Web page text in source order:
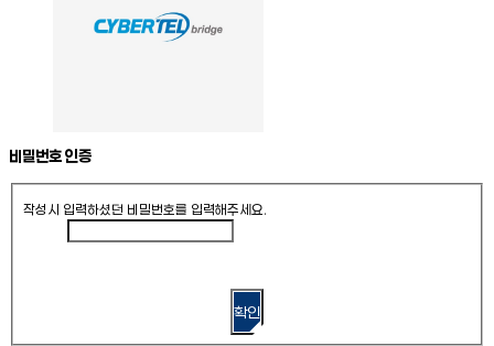
비밀번호 인증
작성시 입력하셨던 비밀번호를 입력해주세요.
확인